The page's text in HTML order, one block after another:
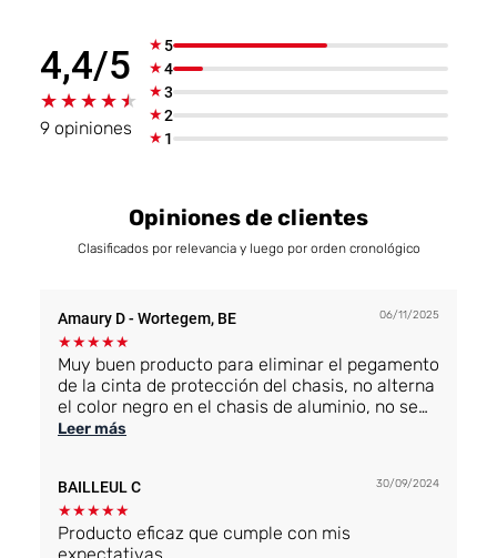
4,4/5
★★★★★
★★★★★
9 opiniones
★5
★4
★3
★2
★1
Opiniones de clientes
Clasificados por relevancia y luego por orden cronológico
Amaury D- Wortegem, BE 06/11/2025
★★★★★
Muy buen producto para eliminar el pegamento
de la cinta de protección del chasis, no alterna
el color negro en el chasis de aluminio, no se
decolora. Producto de primera calidad para
Leer más
BAILLEUL C 30/09/2024
★★★★★
Producto eficaz que cumple con mis